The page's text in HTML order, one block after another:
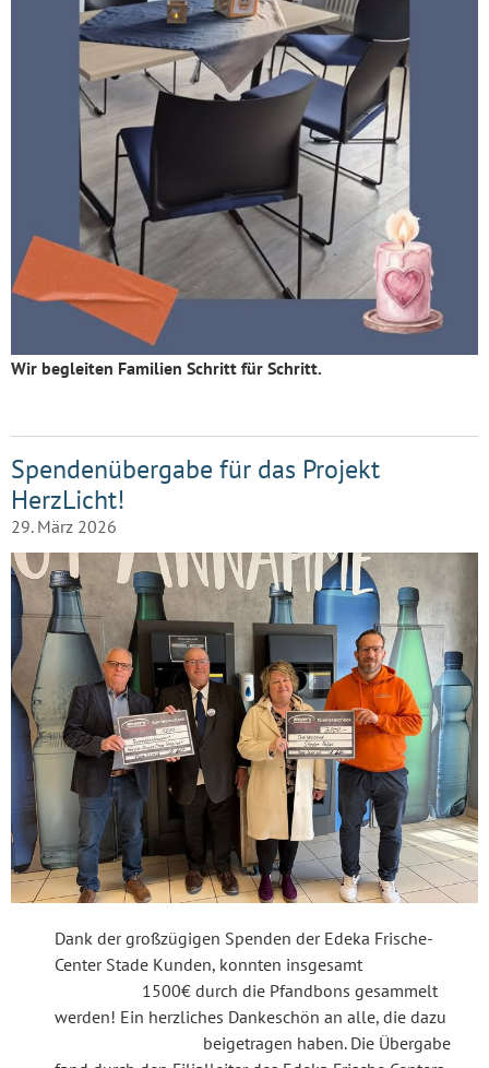
Wir begleiten Familien Schritt für Schritt.
Spendenübergabe für das Projekt
HerzLicht!
29. März 2026
Dank der großzügigen Spenden der Edeka Frische-
Center Stade Kunden, konnten insgesamt
1500€ durch die Pfandbons gesammelt
werden! Ein herzliches Dankeschön an alle, die dazu
beigetragen haben. Die Übergabe